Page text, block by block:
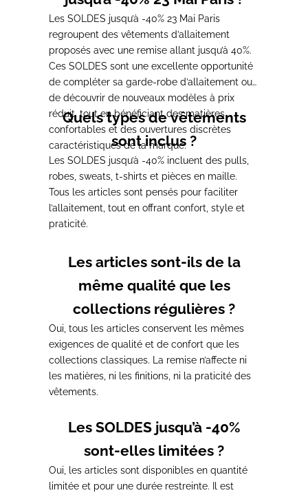
Les SOLDES jusqu’à -40% 23 Mai Paris
regroupent des vêtements d’allaitement
proposés avec une remise allant jusqu’à 40%.
Ces SOLDES sont une excellente opportunité
de compléter sa garde-robe d’allaitement ou
de découvrir de nouveaux modèles à prix
réduit, tout en bénéficiant des matières
confortables et des ouvertures discrètes
caractéristiques de la marque.
Quels types de vêtements
sont inclus ?
Les SOLDES jusqu’à -40% incluent des pulls,
robes, sweats, t-shirts et pièces en maille.
Tous les articles sont pensés pour faciliter
l’allaitement, tout en offrant confort, style et
praticité.
Les articles sont-ils de la
même qualité que les
collections régulières ?
Oui, tous les articles conservent les mêmes
exigences de qualité et de confort que les
collections classiques. La remise n’affecte ni
les matières, ni les finitions, ni la praticité des
vêtements.
Les SOLDES jusqu’à -40%
sont-elles limitées ?
Oui, les articles sont disponibles en quantité
limitée et pour une durée restreinte. Il est